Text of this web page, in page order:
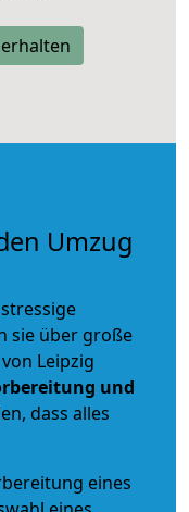
Umzug
sie über große
Leipzig
und
dass alles
eines